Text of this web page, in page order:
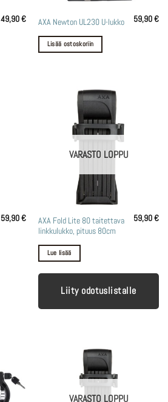
49,90€ AXA Newton UL230 U-lukko 59,90€
Lisää ostoskoriin
59,90€
VARASTO LOPPU
AXA Fold Lite 80 taitettava
linkkulukko, pituus 80cm
59,90€
Lue lisää
Liity odotuslistalle
VARASTO LOPPU